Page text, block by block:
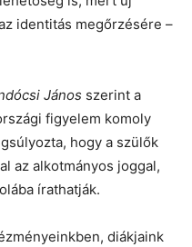
identitás megőrzésére –
János szerint a
figyelem komoly
hogy a szülők
az alkotmányos joggal,
írathatják.
diákjaink